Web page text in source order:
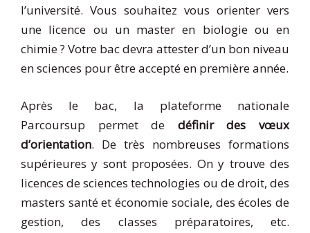
l’université. Vous souhaitez vous orienter vers
une licence ou un master en biologie ou en
chimie ? Votre bac devra attester d’un bon niveau
en sciences pour être accepté en première année.
Après le bac, la plateforme nationale
Parcoursup permet de définir des vœux
d’orientation. De très nombreuses formations
supérieures y sont proposées. On y trouve des
licences de sciences technologies ou de droit, des
masters santé et économie sociale, des écoles de
gestion, des classes préparatoires, etc.